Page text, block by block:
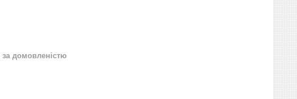
за домовленістю